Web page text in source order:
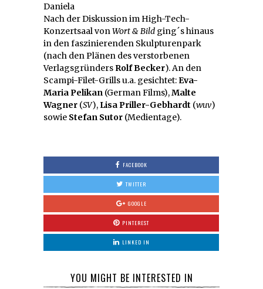
Daniela
Nach der Diskussion im High-Tech-
Konzertsaal vonWort & Bild ging´s hinaus
in den faszinierenden Skulpturenpark
(nach den Plänen des verstorbenen
Verlagsgründers Rolf Becker). An den
Scampi-Filet-Grills u.a. gesichtet:Eva-
Maria Pelikan (German Films),Malte
Wagner (SV), Lisa Priller-Gebhardt (wuv)
sowie Stefan Sutor (Medientage).
FACEBOOK
TWITTER
GOOGLE
PINTEREST
LINKED IN
YOU MIGHT BE INTERESTED IN